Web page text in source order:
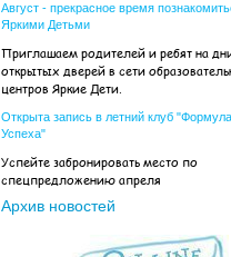
Август - прекрасное время
Яркими Детьми
Приглашаем родителей и ребят на
открытых дверей в сети
центров Яркие Дети.
Открыта запись в летний клуб "Формула
Успеха"
Успейте забронировать место по
спецпредложению апреля
Архив новостей